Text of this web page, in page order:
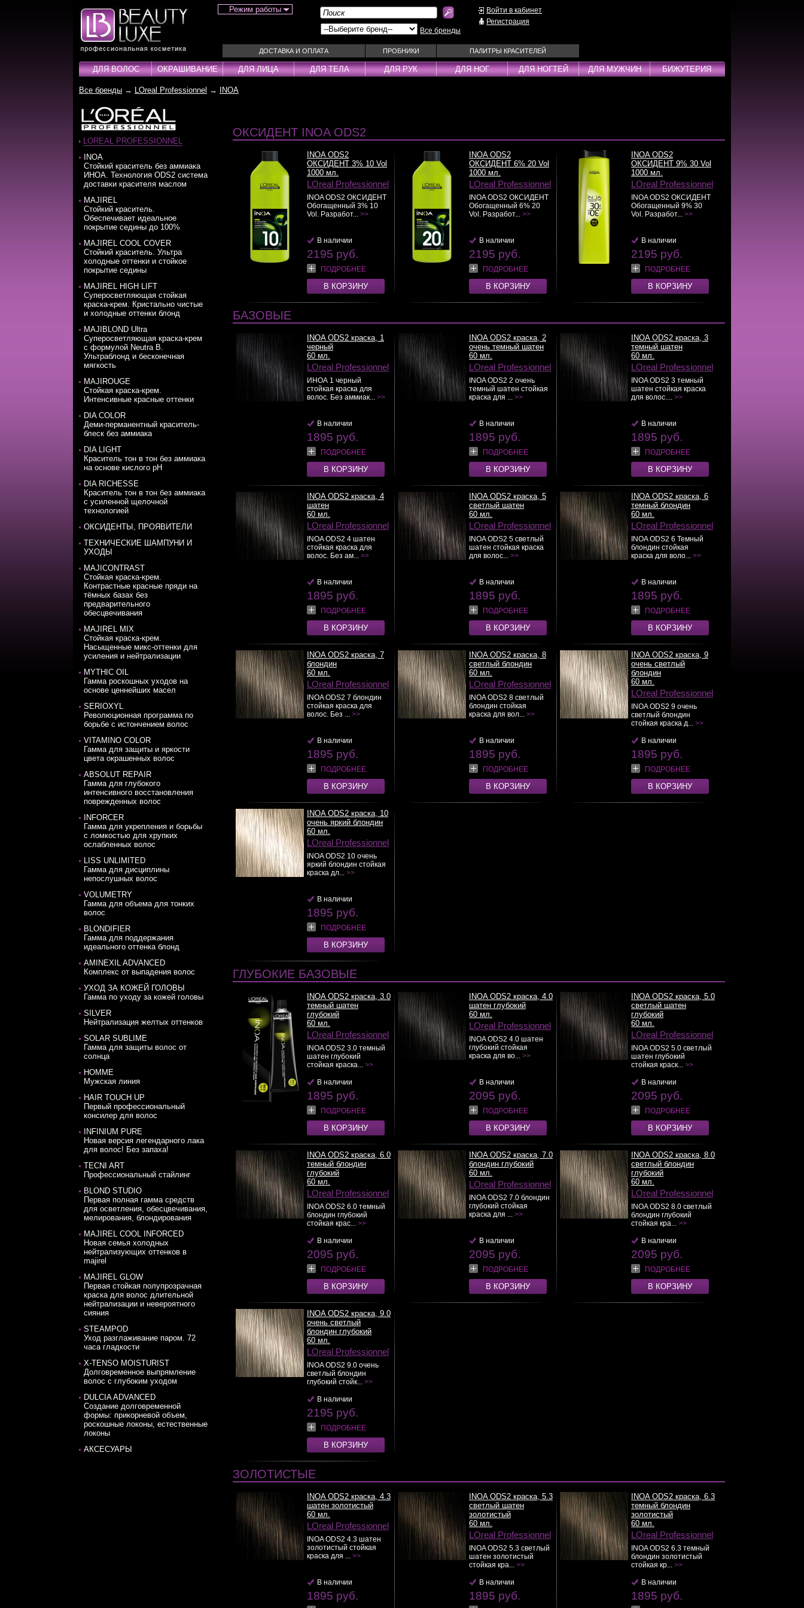
Режим работы
Все бренды
Войти в кабинет
Регистрация
ДОСТАВКА И ОПЛАТА ПРОБНИКИ ПАЛИТРЫ КРАСИТЕЛЕЙ
ДЛЯ ВОЛОС
Для волос
Шампуни
Аксесуары
Ампулы
Бальзамы
Бустеры
Воски
Гели
Гоммаж
Крем
Несмываемые уходы
Оттеночные уходы
Парфюм
Паста
Пена
Пилинг
Спрей
Стайлеры
Сыворотки
Тонирующие средства
Укладка / Стайлинг
Эликсиры
ОКРАШИВАНИЕ
Окрашивание
Краска для волос
Оксиденты
Проявители
Гели
Крема
Лосьоны
Масло
Окислители
Пудра
Стабилизаторы
Технические уходы
Тонирующие средства
ДЛЯ ЛИЦА
Для лица
ДЛЯ ТЕЛА
Для тела
ДЛЯ РУК
Для рук
ДЛЯ НОГ
Для ног
ДЛЯ НОГТЕЙ
Для ногтей
Лаки для ногтей
ДЛЯ МУЖЧИН
Для мужчин
Шампуни
Ампулы
Маски
Несмываемые уходы
Стайлинг / Укладка
Тонирующие средства
БИЖУТЕРИЯ
Бижутерия
Ожерелья
Браслеты
Серьги
Кольца
Наборы
Все бренды → LOreal Professionnel → INOA
LOREAL PROFESSIONNEL
INOA
Cтойкий краситель без аммиака
ИНОА. Технология ODS2 система
доставки красителя маслом
MAJIREL
Стойкий краситель.
Обеспечивает идеальное
покрытие седины до 100%
MAJIREL COOL COVER
Стойкий краситель. Ультра
холодные оттенки и стойкое
покрытие седины
MAJIREL HIGH LIFT
Суперосветляющая стойкая
краска-крем. Кристально чистые
и холодные оттенки блонд
MAJIBLOND Ultra
Суперосветляющая краска-крем
с формулой Neutra B.
Ультраблонд и бесконечная
мягкость
MAJIROUGE
Стойкая краска-крем.
Интенсивные красные оттенки
DIA COLOR
Деми-перманентный краситель-
блеск без аммиака
DIA LIGHT
Краситель тон в тон без аммиака
на основе кислого pH
DIA RICHESSE
Краситель тон в тон без аммиака
с усиленной щелочной
технологией
ОКСИДЕНТЫ, ПРОЯВИТЕЛИ
ТЕХНИЧЕСКИЕ ШАМПУНИ И
УХОДЫ
MAJICONTRAST
Стойкая краска-крем.
Контрастные красные пряди на
тёмных базах без
предварительного
обесцвечивания
MAJIREL MIX
Стойкая краска-крем.
Насыщенные микс-оттенки для
усиления и нейтрализации
MYTHIC OIL
Гамма роскошных уходов на
основе ценнейших масел
SERIOXYL
Революционная программа по
борьбе с истончением волос
VITAMINO COLOR
Гамма для защиты и яркости
цвета окрашенных волос
ABSOLUT REPAIR
Гамма для глубокого
интенсивного восстановления
поврежденных волос
INFORCER
Гамма для укрепления и борьбы
с ломкостью для хрупких
ослабленных волос
LISS UNLIMITED
Гамма для дисциплины
непослушных волос
VOLUMETRY
Гамма для объема для тонких
волос
BLONDIFIER
Гамма для поддержания
идеального оттенка блонд
AMINEXIL ADVANCED
Комплекс от выпадения волос
УХОД ЗА КОЖЕЙ ГОЛОВЫ
Гамма по уходу за кожей головы
SILVER
Нейтрализация желтых оттенков
SOLAR SUBLIME
Гамма для защиты волос от
солнца
HOMME
Мужская линия
HAIR TOUCH UP
Первый профессиональный
консилер для волос
INFINIUM PURE
Новая версия легендарного лака
для волос! Без запаха!
TECNI ART
Профессиональный стайлинг
BLOND STUDIO
Первая полная гамма средств
для осветления, обесцвечивания,
мелирования, блондирования
MAJIREL COOL INFORCED
Новая семья холодных
нейтрализующих оттенков в
majirel
MAJIREL GLOW
Первая стойкая полупрозрачная
краска для волос длительной
нейтрализации и невероятного
сияния
STEAMPOD
Уход разглаживание паром. 72
часа гладкости
X-TENSO MOISTURIST
Долговременное выпрямление
волос с глубоким уходом
DULCIA ADVANCED
Cоздание долговременной
формы: прикорневой объем,
роскошные локоны, естественные
локоны
АКСЕСУАРЫ
ОКСИДЕНТ INOA ODS2
INOA ODS2
ОКСИДЕНТ 3% 10 Vol
1000 мл.
LOreal Professionnel
INOA ODS2 ОКСИДЕНТ
Обогащенный 3% 10
Vol. Разработ... >>
В наличии
2195 руб.
ПОДРОБНЕЕ
В КОРЗИНУ
INOA ODS2
ОКСИДЕНТ 6% 20 Vol
1000 мл.
LOreal Professionnel
INOA ODS2 ОКСИДЕНТ
Обогащенный 6% 20
Vol. Разработ... >>
В наличии
2195 руб.
ПОДРОБНЕЕ
В КОРЗИНУ
INOA ODS2
ОКСИДЕНТ 9% 30 Vol
1000 мл.
LOreal Professionnel
INOA ODS2 ОКСИДЕНТ
Обогащенный 9% 30
Vol. Разработ... >>
В наличии
2195 руб.
ПОДРОБНЕЕ
В КОРЗИНУ
БАЗОВЫЕ
INOA ODS2 краска, 1
черный
60 мл.
LOreal Professionnel
ИНОА 1 черный
стойкая краска для
волос. Без аммиак... >>
В наличии
1895 руб.
ПОДРОБНЕЕ
В КОРЗИНУ
INOA ODS2 краска, 2
очень темный шатен
60 мл.
LOreal Professionnel
INOA ODS2 2 очень
темный шатен стойкая
краска для ... >>
В наличии
1895 руб.
ПОДРОБНЕЕ
В КОРЗИНУ
INOA ODS2 краска, 3
темный шатен
60 мл.
LOreal Professionnel
INOA ODS2 3 темный
шатен стойкая краска
для волос.... >>
В наличии
1895 руб.
ПОДРОБНЕЕ
В КОРЗИНУ
INOA ODS2 краска, 4
шатен
60 мл.
LOreal Professionnel
INOA ODS2 4 шатен
стойкая краска для
волос. Без ам... >>
В наличии
1895 руб.
ПОДРОБНЕЕ
В КОРЗИНУ
INOA ODS2 краска, 5
светлый шатен
60 мл.
LOreal Professionnel
INOA ODS2 5 светлый
шатен стойкая краска
для волос... >>
В наличии
1895 руб.
ПОДРОБНЕЕ
В КОРЗИНУ
INOA ODS2 краска, 6
темный блондин
60 мл.
LOreal Professionnel
INOA ODS2 6 Темный
блондин стойкая
краска для воло... >>
В наличии
1895 руб.
ПОДРОБНЕЕ
В КОРЗИНУ
INOA ODS2 краска, 7
блондин
60 мл.
LOreal Professionnel
INOA ODS2 7 блондин
стойкая краска для
волос. Без ... >>
В наличии
1895 руб.
ПОДРОБНЕЕ
В КОРЗИНУ
INOA ODS2 краска, 8
светлый блондин
60 мл.
LOreal Professionnel
INOA ODS2 8 светлый
блондин стойкая
краска для вол... >>
В наличии
1895 руб.
ПОДРОБНЕЕ
В КОРЗИНУ
INOA ODS2 краска, 9
очень светлый
блондин
60 мл.
LOreal Professionnel
INOA ODS2 9 очень
светлый блондин
стойкая краска д... >>
В наличии
1895 руб.
ПОДРОБНЕЕ
В КОРЗИНУ
INOA ODS2 краска, 10
очень яркий блондин
60 мл.
LOreal Professionnel
INOA ODS2 10 очень
яркий блондин стойкая
краска дл... >>
В наличии
1895 руб.
ПОДРОБНЕЕ
В КОРЗИНУ
ГЛУБОКИЕ БАЗОВЫЕ
INOA ODS2 краска, 3.0
темный шатен
глубокий
60 мл.
LOreal Professionnel
INOA ODS2 3.0 темный
шатен глубокий
стойкая краска... >>
В наличии
1895 руб.
ПОДРОБНЕЕ
В КОРЗИНУ
INOA ODS2 краска, 4.0
шатен глубокий
60 мл.
LOreal Professionnel
INOA ODS2 4.0 шатен
глубокий стойкая
краска для во... >>
В наличии
2095 руб.
ПОДРОБНЕЕ
В КОРЗИНУ
INOA ODS2 краска, 5.0
светлый шатен
глубокий
60 мл.
LOreal Professionnel
INOA ODS2 5.0 светлый
шатен глубокий
стойкая краск... >>
В наличии
2095 руб.
ПОДРОБНЕЕ
В КОРЗИНУ
INOA ODS2 краска, 6.0
темный блондин
глубокий
60 мл.
LOreal Professionnel
INOA ODS2 6.0 темный
блондин глубокий
стойкая крас... >>
В наличии
2095 руб.
ПОДРОБНЕЕ
В КОРЗИНУ
INOA ODS2 краска, 7.0
блондин глубокий
60 мл.
LOreal Professionnel
INOA ODS2 7.0 блондин
глубокий стойкая
краска для ... >>
В наличии
2095 руб.
ПОДРОБНЕЕ
В КОРЗИНУ
INOA ODS2 краска, 8.0
светлый блондин
глубокий
60 мл.
LOreal Professionnel
INOA ODS2 8.0 светлый
блондин глубокий
стойкая кра... >>
В наличии
2095 руб.
ПОДРОБНЕЕ
В КОРЗИНУ
INOA ODS2 краска, 9.0
очень светлый
блондин глубокий
60 мл.
LOreal Professionnel
INOA ODS2 9.0 очень
светлый блондин
глубокий стойк... >>
В наличии
2195 руб.
ПОДРОБНЕЕ
В КОРЗИНУ
ЗОЛОТИСТЫЕ
INOA ODS2 краска, 4.3
шатен золотистый
60 мл.
LOreal Professionnel
INOA ODS2 4.3 шатен
золотистый стойкая
краска для ... >>
В наличии
1895 руб.
INOA ODS2 краска, 5.3
светлый шатен
золотистый
60 мл.
LOreal Professionnel
INOA ODS2 5.3 светлый
шатен золотистый
стойкая кра... >>
В наличии
1895 руб.
INOA ODS2 краска, 6.3
темный блондин
золотистый
60 мл.
LOreal Professionnel
INOA ODS2 6.3 темный
блондин золотистый
стойкая кр... >>
В наличии
1895 руб.